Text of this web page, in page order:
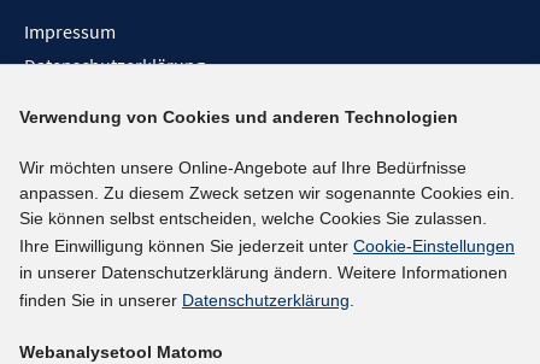
Impressum
Datenschutzerklärung
Barrieren melden
Social-Media-Kanäle
BlueSky
YouTube
LinkedIn
Verwendung von Cookies und anderen Technologien
Wir möchten unsere Online-Angebote auf Ihre Bedürfnisse
anpassen. Zu diesem Zweck setzen wir sogenannte Cookies ein.
Sie können selbst entscheiden, welche Cookies Sie zulassen.
Ihre Einwilligung können Sie jederzeit unter Cookie-Einstellungen
in unserer Datenschutzerklärung ändern. Weitere Informationen
finden Sie in unserer Datenschutzerklärung.
Webanalysetool Matomo